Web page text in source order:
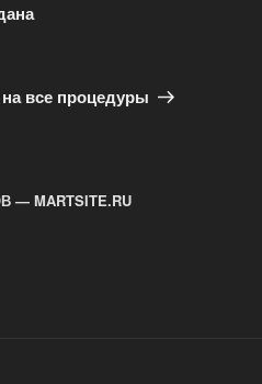
все процедуры
MARTSITE.RU